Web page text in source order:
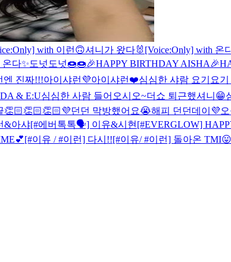
with 이런🙃셔니가 왔다🐰 [Voice:Only] with 온
다✨도넛도넛🍩🍩🎉HAPPY BIRTHDAY AISHA
엔 진짜!!!아이샤런💜아이샤런❤️심심한 샤람 요기요
& E:U심심한 사람 들어오시오~더쇼 퇴근했셔니😁
👏🏻👏🏻👏🏻💜던던 막방했어요😭해피 던던데이💜
&아샤[#에버톡톡🗣] 이유&시현 [#EVERGLOW]
[#이유 / #이런] 다시!![#이유/ #이런] 돌아온 TMI😛